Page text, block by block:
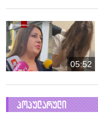
05:52
პოპულარული